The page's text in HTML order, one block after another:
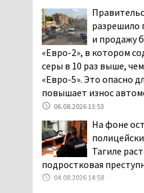
06.08.2026 14:25
разрешило
и продажу
«Евро-2», в котором
серы в 10 раз выше, чем
«Евро-5». Это опасно
06.08.2026 13:53
В Детской
больнице №
Тагила
разрешило
и продажу
«Евро-2», в котором
серы в 10 раз выше,
«Евро-5». Это опасно
повышает износ
06.08.2026 13:53
На фоне
Тагиле
подростковая
04.08.2026 14:58